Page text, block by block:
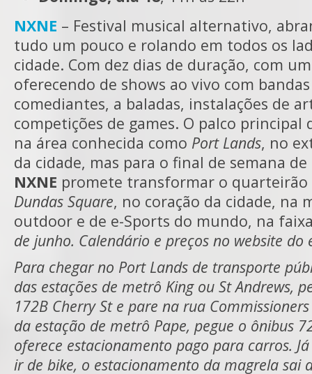
NXNE – Festival musical alternativo,
tudo um pouco e rolando em todos os
cidade. Com dez dias de duração, com
oferecendo de shows ao vivo com
comediantes, a baladas, instalações de
competições de games. O palco principal
na área conhecida como Port Lands, no
da cidade, mas para o final de semana
NXNE promete transformar o quarteirão
Dundas Square, no coração da cidade, na
outdoor e de e-Sports do mundo, na
de junho. Calendário e preços no website do
Para chegar no Port Lands de transporte
das estações de metrô King ou St Andrews,
172B Cherry St e pare na rua
da estação de metrô Pape, pegue o ônibus
oferece estacionamento pago para carros.
ir de bike, o estacionamento da magrela sai